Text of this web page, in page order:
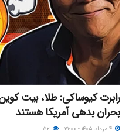
رابرت کیوساکی: طلا، بیت
بحران بدهی آمریکا هستند